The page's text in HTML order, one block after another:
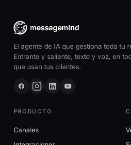
El agente de IA que gestiona toda tu
Entrante y saliente, texto y voz, en
que usan tus clientes.
PRODUCTO
Canales